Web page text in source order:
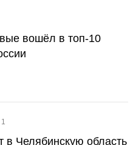
вошёл в топ-10
1
в Челябинскую область